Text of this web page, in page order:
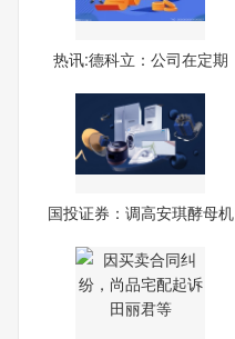
热讯:德科立：公司在定期
国投证券：调高安琪酵母机